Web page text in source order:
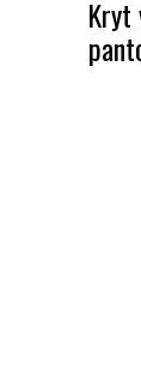
Kryt